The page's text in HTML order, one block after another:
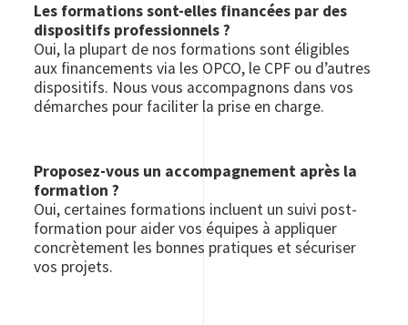
Les formations sont-elles financées par des
dispositifs professionnels ?
Oui, la plupart de nos formations sont éligibles
aux financements via les OPCO, le CPF ou d’autres
dispositifs. Nous vous accompagnons dans vos
démarches pour faciliter la prise en charge.
Proposez-vous un accompagnement après la
formation ?
Oui, certaines formations incluent un suivi post-
formation pour aider vos équipes à appliquer
concrètement les bonnes pratiques et sécuriser
vos projets.